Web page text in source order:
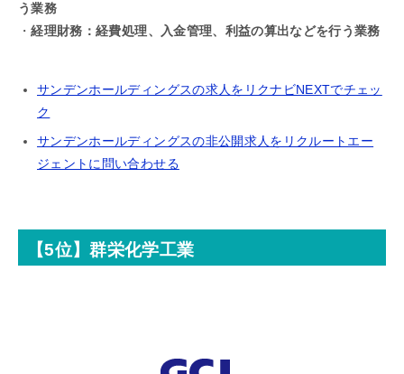
う業務
・経理財務：経費処理、入金管理、利益の算出などを行う業務
サンデンホールディングスの求人をリクナビNEXTでチェッ
ク
サンデンホールディングスの非公開求人をリクルートエー
ジェントに問い合わせる
【5位】群栄化学工業